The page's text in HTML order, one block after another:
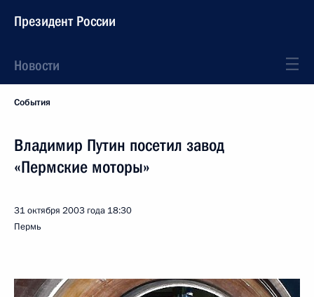
Президент России
Новости
События
Владимир Путин посетил завод
«Пермские моторы»
31 октября 2003 года 18:30
Пермь